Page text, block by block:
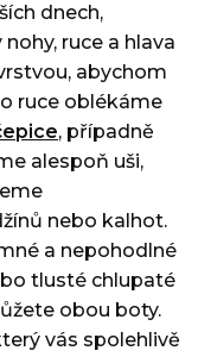
dnech,
ruce a hlava
abychom
ruce oblékáme
, případně
alespoň uši,
nebo kalhot.
a nepohodlné
tlusté chlupaté
obou boty.
vás spolehlivě